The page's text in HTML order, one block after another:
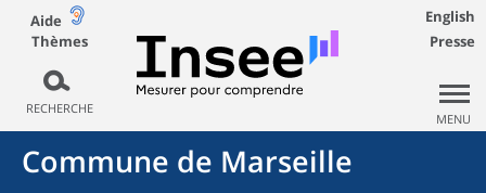
Aide
Thèmes
RECHERCHE
English
Presse
MENU
Commune de Marseille